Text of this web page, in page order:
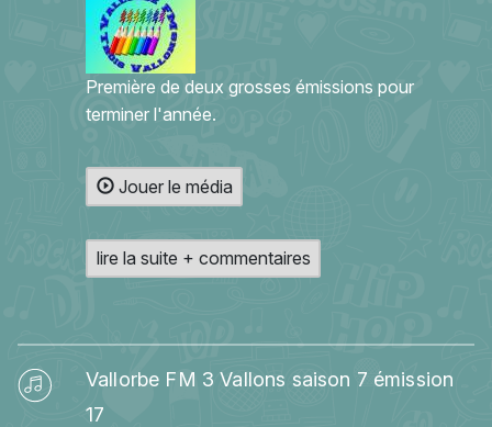
Première de deux grosses émissions pour
terminer l'année.
Jouer le média
lire la suite + commentaires
Vallorbe FM 3 Vallons saison 7 émission
17